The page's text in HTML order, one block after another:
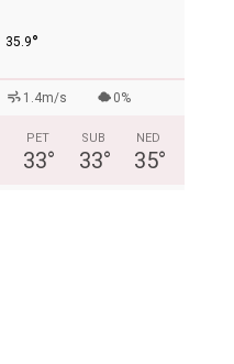
35.9°
1.4m/s 0%
PET
33°
SUB
33°
NED
35°